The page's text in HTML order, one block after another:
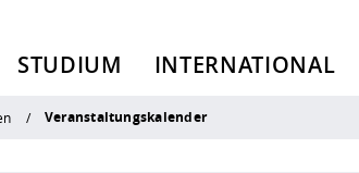
STUDIUM INTERNATIONAL
Veranstaltungskalender